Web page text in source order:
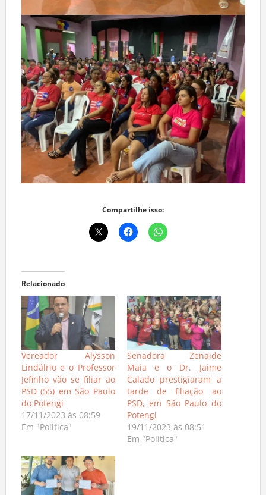
Compartilhe isso:
Relacionado
Vereador Alysson
Lindálrio e o Professor
Jefinho vão se filiar ao
PSD (55) em São Paulo
do Potengi
17/11/2023 às 08:59
Em "Política"
Senadora Zenaide
Maia e o Dr. Jaime
Calado prestigiaram a
tarde de filiação ao
PSD, em São Paulo do
Potengi
19/11/2023 às 08:51
Em "Política"